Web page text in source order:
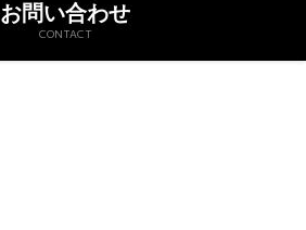
お問い合わせ
CONTACT